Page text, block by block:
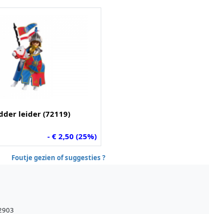
leider (72119)
- € 2,50 (25%)
Foutje gezien of suggesties ?